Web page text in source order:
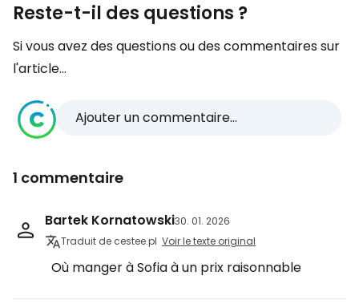
Reste-t-il des questions ?
Si vous avez des questions ou des commentaires sur
l'article...
Ajouter un commentaire...
1 commentaire
Bartek Kornatowski30. 01. 2026
Traduit de cestee.pl Voir le texte original
Où manger à Sofia à un prix raisonnable